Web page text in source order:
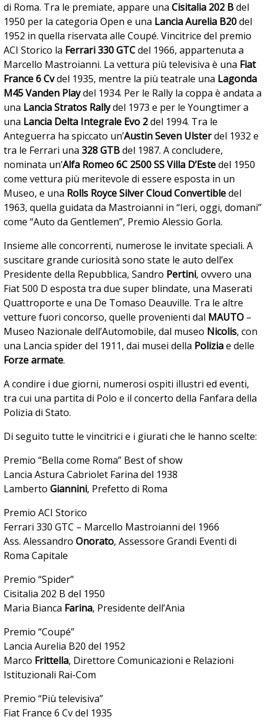
di Roma. Tra le premiate, appare una Cisitalia 202 Bdel
1950 per la categoria Open e una Lancia Aurelia B20del
1952 in quella riservata alle Coupé. Vincitrice del premio
ACI Storico la Ferrari 330 GTCdel 1966, appartenuta a
Marcello Mastroianni. La vettura più televisiva è una Fiat
France 6 Cvdel 1935, mentre la più teatrale una Lagonda
M45 Vanden Playdel 1934. Per le Rally la coppa è andata a
una Lancia Stratos Rallydel 1973 e per le Youngtimer a
una Lancia Delta Integrale Evo 2del 1994. Tra le
Anteguerra ha spiccato un’Austin Seven Ulsterdel 1932 e
tra le Ferrari una 328 GTBdel 1987. A concludere,
nominata un’Alfa Romeo 6C 2500 SS Villa D’Estedel 1950
come vettura più meritevole di essere esposta in un
Museo, e una Rolls Royce Silver Cloud Convertibledel
1963, quella guidata da Mastroianni in “Ieri, oggi, domani”
come “Auto da Gentlemen”, Premio Alessio Gorla.
Insieme alle concorrenti, numerose le invitate speciali. A
suscitare grande curiosità sono state le auto dell’ex
Presidente della Repubblica, Sandro Pertini, ovvero una
Fiat 500 D esposta tra due super blindate, una Maserati
Quattroporte e una De Tomaso Deauville. Tra le altre
vetture fuori concorso, quelle provenienti dal MAUTO –
Museo Nazionale dell’Automobile, dal museo Nicolis, con
una Lancia spider del 1911, dai musei della Poliziae delle
Forze armate.
A condire i due giorni, numerosi ospiti illustri ed eventi,
tra cui una partita di Polo e il concerto della Fanfara della
Polizia di Stato.
Di seguito tutte le vincitrici e i giurati che le hanno scelte:
Premio “Bella come Roma” Best of show
Lancia Astura Cabriolet Farina del 1938
Lamberto Giannini, Prefetto di Roma
Premio ACI Storico
Ferrari 330 GTC – Marcello Mastroianni del 1966
Ass. Alessandro Onorato, Assessore Grandi Eventi di
Roma Capitale
Premio “Spider”
Cisitalia 202 B del 1950
Maria Bianca Farina, Presidente dell’Ania
Premio “Coupé”
Lancia Aurelia B20 del 1952
Marco Frittella, Direttore Comunicazioni e Relazioni
Istituzionali Rai-Com
Premio “Più televisiva”
Fiat France 6 Cv del 1935